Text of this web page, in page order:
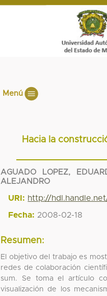
Menú
Hacia la
AGUADO LOPEZ,
ALEJANDRO
URI: http://
Fecha: 2008-02-18
Resumen:
El objetivo del trabajo es
redes de colaboración
sum. Se toma el artículo
visualización de los